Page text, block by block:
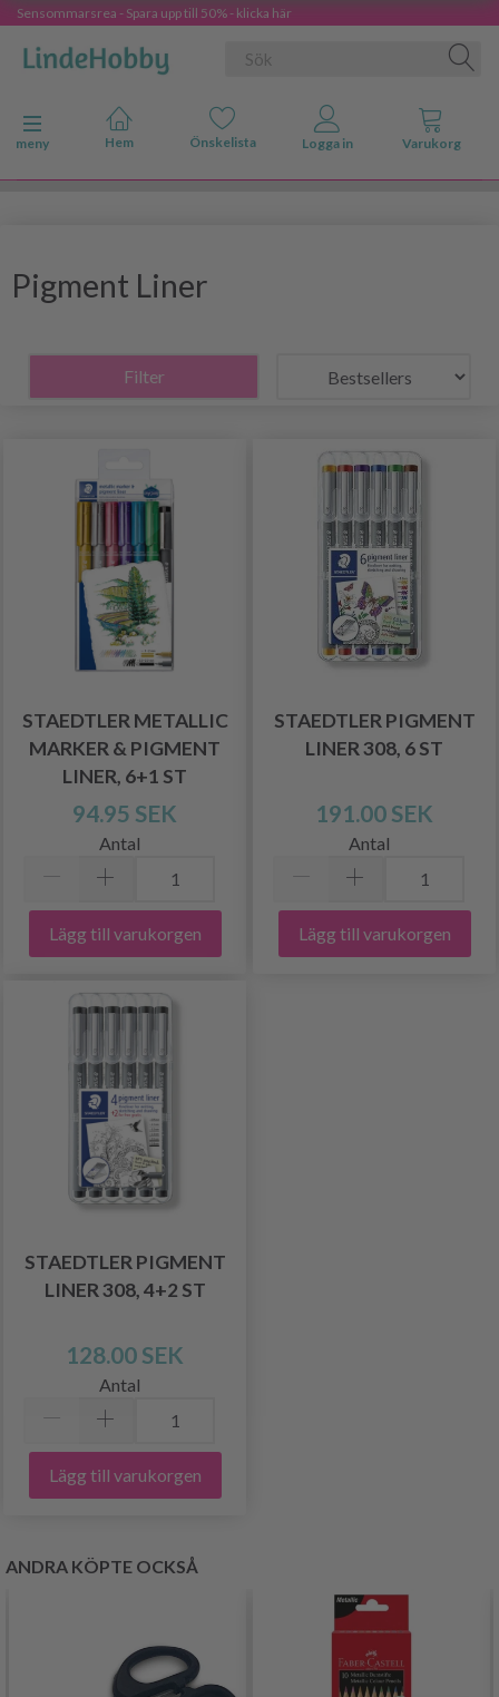
Sensommarsrea - Spara upp till 50% - klicka här
Ändra navigering
meny
Pigment Liner
Filter
STAEDTLER METALLIC
MARKER & PIGMENT
LINER, 6+1 ST
94.95 SEK
Antal
Lägg till varukorgen
STAEDTLER PIGMENT
LINER 308, 6 ST
191.00 SEK
Antal
Lägg till varukorgen
STAEDTLER PIGMENT
LINER 308, 4+2 ST
128.00 SEK
Antal
Lägg till varukorgen
ANDRA KÖPTE OCKSÅ